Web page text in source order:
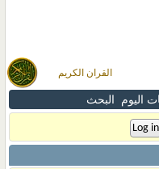
القران الكريم
اليوم البحث